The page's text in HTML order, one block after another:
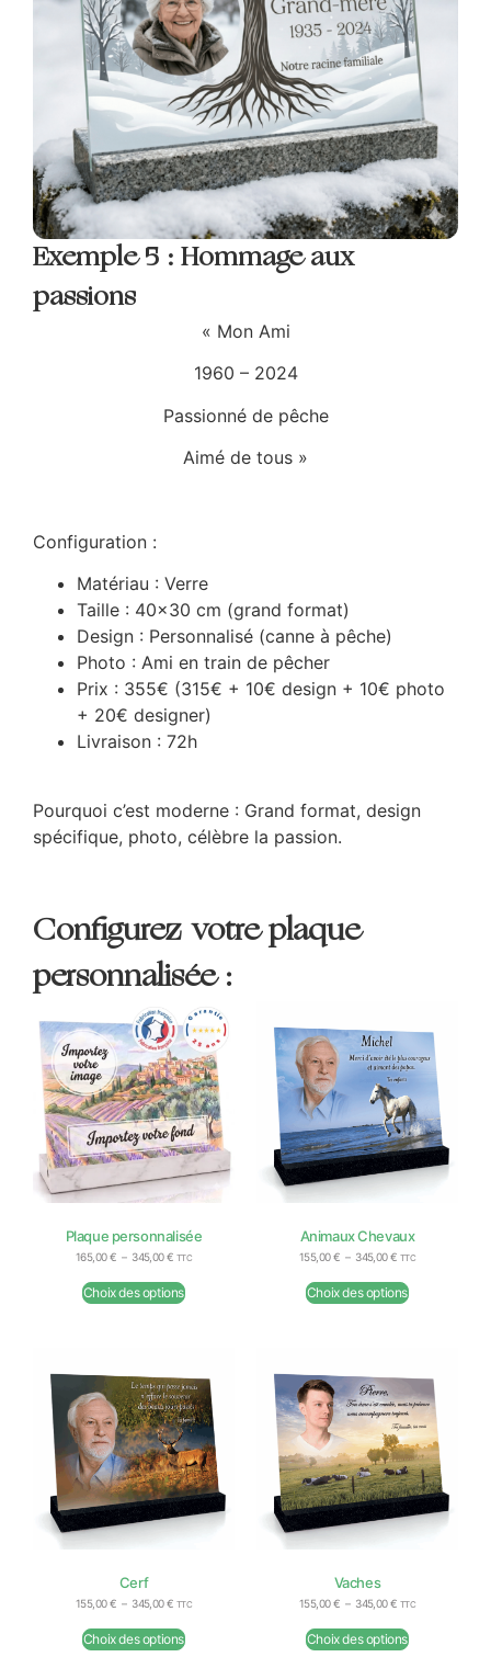
Exemple 5 : Hommage aux
passions
« Mon Ami
1960 – 2024
Passionné de pêche
Aimé de tous »
Configuration :
Matériau : Verre
Taille : 40×30 cm (grand format)
Design : Personnalisé (canne à pêche)
Photo : Ami en train de pêcher
Prix : 355€ (315€ + 10€ design + 10€ photo
+ 20€ designer)
Livraison : 72h
Pourquoi c’est moderne : Grand format, design
spécifique, photo, célèbre la passion.
Configurez votre plaque
personnalisée :
Plaque personnalisée
165,00€ – 345,00€ TTC
Choix des options
Animaux Chevaux
155,00€ – 345,00€ TTC
Choix des options
Cerf
155,00€ – 345,00€ TTC
Choix des options
Vaches
155,00€ – 345,00€ TTC
Choix des options